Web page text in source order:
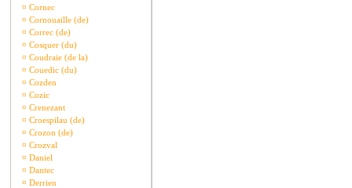
¤ Cornec
¤ Cornouaille (de)
¤ Correc (de)
¤ Cosquer (du)
¤ Coudraie (de la)
¤ Couedic (du)
¤ Cozden
¤ Cozic
¤ Crenezant
¤ Croespilau (de)
¤ Crozon (de)
¤ Crozval
¤ Daniel
¤ Dantec
¤ Derrien